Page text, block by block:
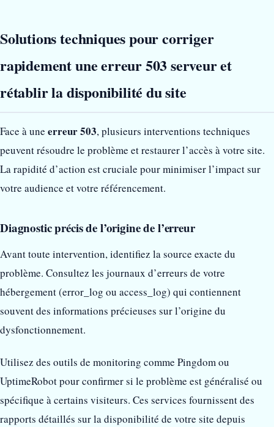
Solutions techniques pour corriger
rapidement une erreur 503 serveur et
rétablir la disponibilité du site
Face à une erreur 503, plusieurs interventions techniques
peuvent résoudre le problème et restaurer l’accès à votre site.
La rapidité d’action est cruciale pour minimiser l’impact sur
votre audience et votre référencement.
Diagnostic précis de l’origine de l’erreur
Avant toute intervention, identifiez la source exacte du
problème. Consultez les journaux d’erreurs de votre
hébergement (error_log ou access_log) qui contiennent
souvent des informations précieuses sur l’origine du
dysfonctionnement.
Utilisez des outils de monitoring comme Pingdom ou
UptimeRobot pour confirmer si le problème est généralisé ou
spécifique à certains visiteurs. Ces services fournissent des
rapports détaillés sur la disponibilité de votre site depuis